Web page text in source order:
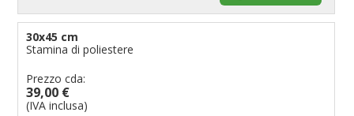
30x45 cm
Stamina di poliestere
Prezzo cda:
39,00 €
(IVA inclusa)